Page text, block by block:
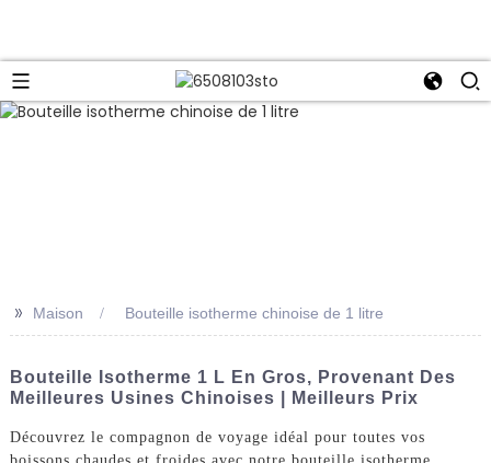
>> Maison Bouteille isotherme chinoise de 1 litre
Bouteille Isotherme 1 L En Gros, Provenant Des
Meilleures Usines Chinoises | Meilleurs Prix
Découvrez le compagnon de voyage idéal pour toutes vos